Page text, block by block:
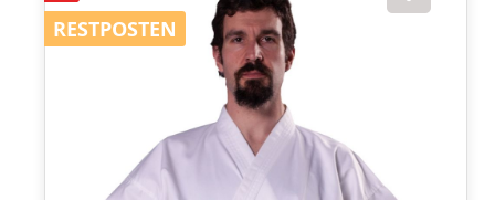
RESTPOSTEN
RESTPOSTEN